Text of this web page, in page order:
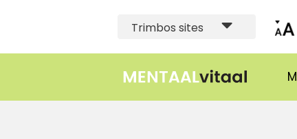
Trimbos sites